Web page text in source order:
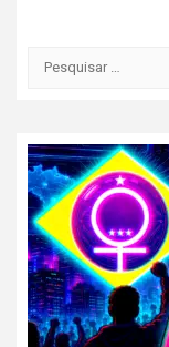
Pesquisar